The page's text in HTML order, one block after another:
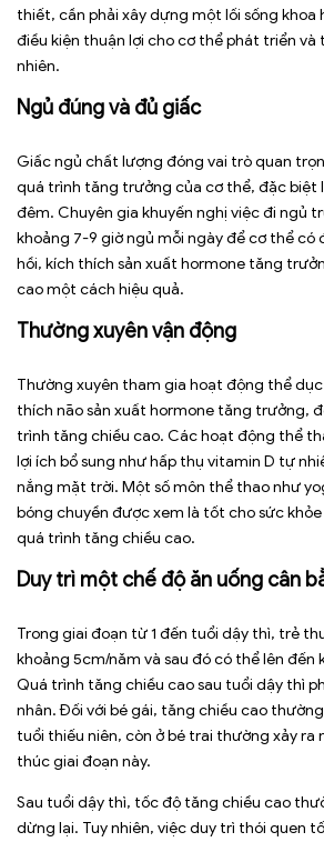
thiết, cần phải xây dựng một lối sống khoa
điều kiện thuận lợi cho cơ thể phát triển
nhiên.
Ngủ đúng và đủ giấc
Giấc ngủ chất lượng đóng vai trò quan
quá trình tăng trưởng của cơ thể, đặc biệt
đêm. Chuyên gia khuyến nghị việc đi ngủ
khoảng 7-9 giờ ngủ mỗi ngày để cơ thể có
hồi, kích thích sản xuất hormone tăng
cao một cách hiệu quả.
Thường xuyên vận động
Thường xuyên tham gia hoạt động thể
thích não sản xuất hormone tăng trưởng,
trình tăng chiều cao. Các hoạt động thể
lợi ích bổ sung như hấp thụ vitamin D tự
nắng mặt trời. Một số môn thể thao như
bóng chuyền được xem là tốt cho sức
quá trình tăng chiều cao.
Duy trì một chế độ ăn uống cân
Trong giai đoạn từ 1 đến tuổi dậy thì, trẻ
khoảng 5cm/năm và sau đó có thể lên đến
Quá trình tăng chiều cao sau tuổi dậy thì
nhân. Đối với bé gái, tăng chiều cao
tuổi thiếu niên, còn ở bé trai thường xảy ra
thúc giai đoạn này.
Sau tuổi dậy thì, tốc độ tăng chiều cao
dừng lại. Tuy nhiên, việc duy trì thói quen